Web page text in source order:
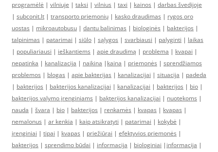
programėlė | vilniuje | taksi | vilnius | taxi | kainos | darbas švedijoje
| subconit.lt | transporto priemonių | kasko draudimas | rygos oro
uostas | mikroautobusu | dantu balinimas | biologinės | bakterijos |
talpinimas | patarimai | siūlo | sąlygos | svarbiausi | palyginti | laikas
| populiariausi | ieškantiems | apie draudimą | problema | kvapai |
nepatinka | kanalizacija | naikina | kaina | priemonės | sprendžiamos
problemos | blogas | apie bakterijas | kanalizacijai | situacija | padeda
| bakterijos | bakterijos kanalizacijai | kanalizacijai | bakterijos | bio |
bakterijos valymo įrenginiams | bakterijos kanalizacijai | nuotekoms |
nauda | švara | bio | bakterijos | renkamės | kvapas | kvapas |
nemalonus | ar kenkia | kaip atsikratyti | patarimai | kokybė |
įrenginiai | tipai | kvapas | priežiūrai | efektyvios priemonės |
bakterijos | sprendimo būdai | informacija | biologiniai | informacija |